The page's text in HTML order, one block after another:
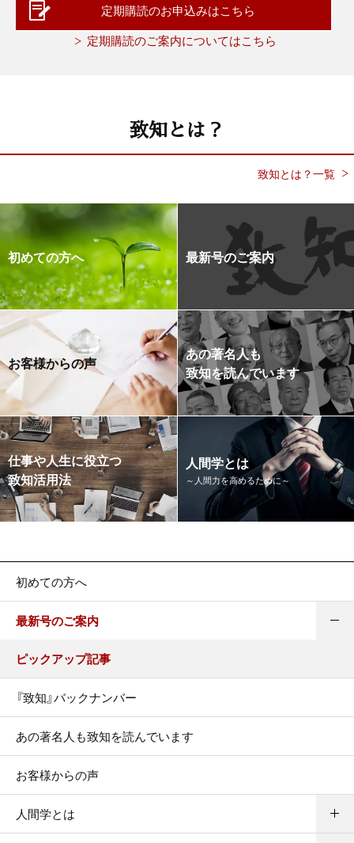
定期購読のお申込みはこちら
定期購読のご案内についてはこちら
致知とは？
致知とは？一覧
初めての方へ 最新号のご案内
お客様からの声
あの著名人も
致知を読んでいます
仕事や人生に役立つ
致知活用法
人間学とは
～人間力を高めるために～
初めての方へ
最新号のご案内
ピックアップ記事
『致知』バックナンバー
あの著名人も致知を読んでいます
お客様からの声
人間学とは